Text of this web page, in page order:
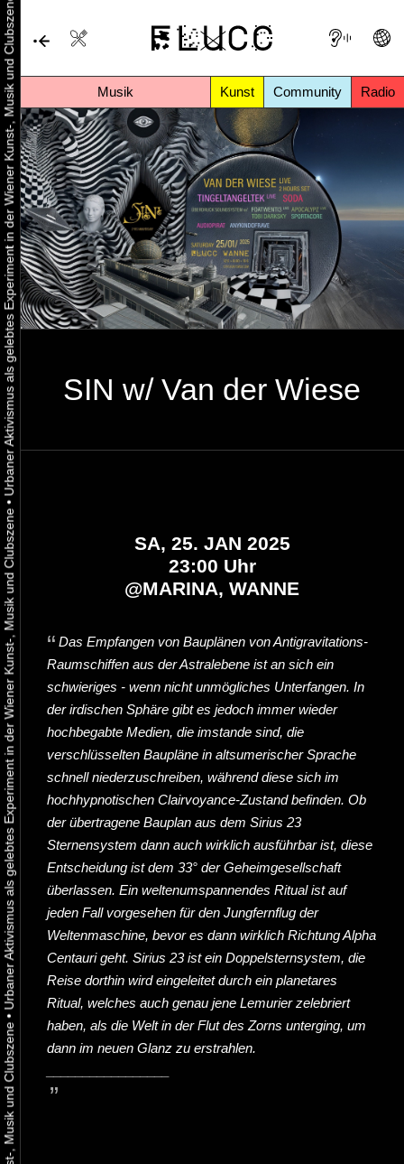
Musik Kunst Community Radio
•
Urbaner Aktivismus als gelebtes Experiment in der Wiener Kunst-, Musik und Clubszene
•
Urbaner Aktivismus als gelebtes Experiment in der Wiener Kunst-, Musik und Clubszene SIN w/ Van der Wiese
SA, 25. JAN 2025
23:00 Uhr
@MARINA, WANNE
Das Empfangen von Bauplänen von Antigravitations-
Raumschiffen aus der Astralebene ist an sich ein
schwieriges - wenn nicht unmögliches Unterfangen. In
der irdischen Sphäre gibt es jedoch immer wieder
hochbegabte Medien, die imstande sind, die
verschlüsselten Baupläne in altsumerischer Sprache
schnell niederzuschreiben, während diese sich im
hochhypnotischen Clairvoyance-Zustand befinden. Ob
der übertragene Bauplan aus dem Sirius 23
Sternensystem dann auch wirklich ausführbar ist, diese
Entscheidung ist dem 33° der Geheimgesellschaft
überlassen. Ein weltenumspannendes Ritual ist auf
jeden Fall vorgesehen für den Jungfernflug der
Weltenmaschine, bevor es dann wirklich Richtung Alpha
Centauri geht. Sirius 23 ist ein Doppelsternsystem, die
Reise dorthin wird eingeleitet durch ein planetares
Ritual, welches auch genau jene Lemurier zelebriert
haben, als die Welt in der Flut des Zorns unterging, um
dann im neuen Glanz zu erstrahlen.